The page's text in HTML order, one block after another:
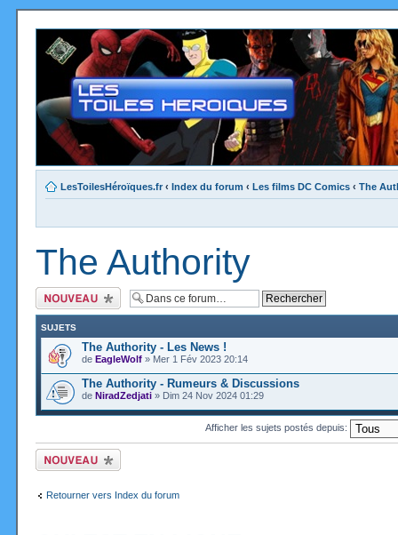
LesToilesHéroïques.fr ‹ Index du forum ‹ Les films DC Comics ‹ The
The Authority
Ecrire un nouveau
sujet
SUJETS
The Authority - Les News !
de EagleWolf » Mer 1 Fév 2023 20:14
The Authority - Rumeurs & Discussions
de NiradZedjati » Dim 24 Nov 2024 01:29
Afficher les sujets postés depuis:
Ecrire un nouveau
sujet
Retourner vers Index du forum